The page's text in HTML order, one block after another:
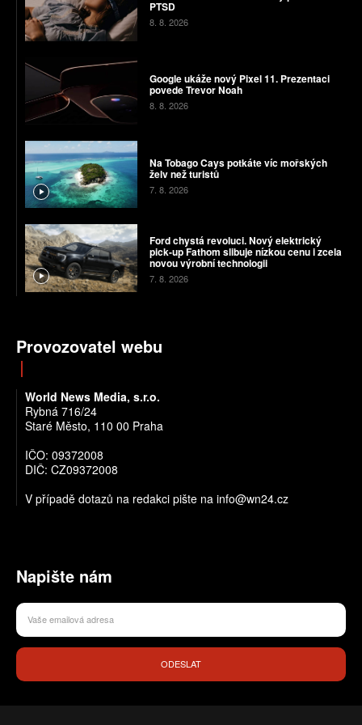
PTSD
8. 8. 2026
Google ukáže nový Pixel 11. Prezentaci
povede Trevor Noah
8. 8. 2026
Na Tobago Cays potkáte víc mořských
želv než turistů
7. 8. 2026
Ford chystá revoluci. Nový elektrický
pick-up Fathom slibuje nízkou cenu i zcela
novou výrobní technologii
7. 8. 2026
Provozovatel webu
World News Media, s.r.o.
Rybná 716/24
Staré Město, 110 00 Praha
IČO: 09372008
DIČ: CZ09372008
V případě dotazů na redakci pište na info@wn24.cz
Napište nám
ODESLAT